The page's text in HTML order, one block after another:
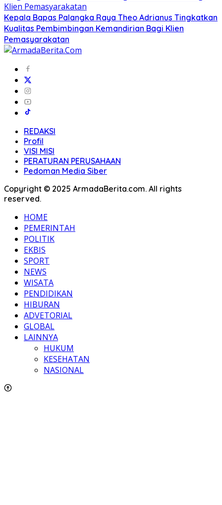
Kepala Bapas Palangka Raya Theo Adrianus Tingkatkan
Kualitas Pembimbingan Kemandirian Bagi Klien
Pemasyarakatan
REDAKSI
Profil
VISI MISI
PERATURAN PERUSAHAAN
Pedoman Media Siber
Copyright © 2025 ArmadaBerita.com. All rights
reserved.
HOME
PEMERINTAH
POLITIK
EKBIS
SPORT
NEWS
WISATA
PENDIDIKAN
HIBURAN
ADVETORIAL
GLOBAL
LAINNYA
HUKUM
KESEHATAN
NASIONAL